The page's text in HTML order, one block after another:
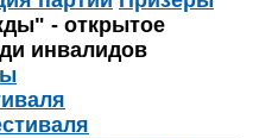
- открытое
инвалидов